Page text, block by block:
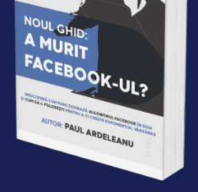
ul: ”A murit
Algoritmul Facebook în
pentru a-ți crește exponențial
metode simple și la
să crești exponențial
ul postărilor tale.